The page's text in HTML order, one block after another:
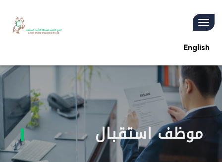
Toggle
English
موظف استقبال